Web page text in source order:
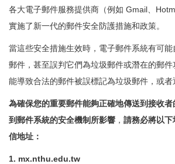
各大電子郵件服務提供商（例如 Gmail、
實施了新一代的郵件安全防護措施和政策。
當這些安全措施生效時，電子郵件系統有可
郵件，甚至誤判它們為垃圾郵件或潛在的郵
能導致合法的郵件被誤標記為垃圾郵件，或者
為確保您的重要郵件能夠正確地傳送到接收
到郵件系統的安全機制所影響 ， 請務必將以
信地址：
1. mx.nthu.edu.tw